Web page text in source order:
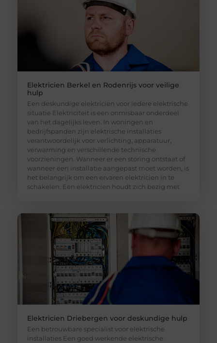
Elektricien Berkel en Rodenrijs voor veilige
hulp
Een deskundige elektricien voor iedere elektrische
situatie Elektriciteit is een onmisbaar onderdeel
van het dagelijks leven. In woningen en
bedrijfspanden zijn elektrische installaties
verantwoordelijk voor verlichting, apparatuur,
verwarming en verschillende technische
voorzieningen. Wanneer er een storing ontstaat of
wanneer een installatie aangepast moet worden, is
het belangrijk om een ervaren elektricien in te
schakelen. Een elektricien houdt zich bezig met
Elektricien Driebergen voor deskundige hulp
Een betrouwbare specialist voor elektrische
installaties Een goed werkende elektrische